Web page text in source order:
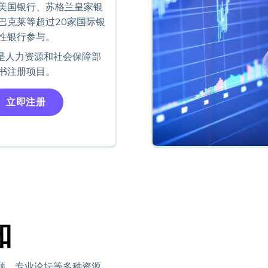
国银行、苏格兰皇家银
克莱等超过20家国际银
行参与。
人力资源和社会保障部
册项目。
立即注册